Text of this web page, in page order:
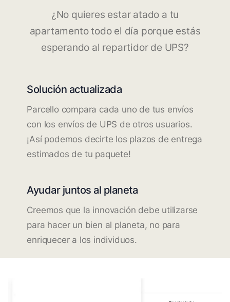
¿No quieres estar atado a tu
apartamento todo el día porque estás
esperando al repartidor de UPS?
Solución actualizada
Parcello compara cada uno de tus envíos
con los envíos de UPS de otros usuarios.
¡Así podemos decirte los plazos de entrega
estimados de tu paquete!
Ayudar juntos al planeta
Creemos que la innovación debe utilizarse
para hacer un bien al planeta, no para
enriquecer a los individuos.